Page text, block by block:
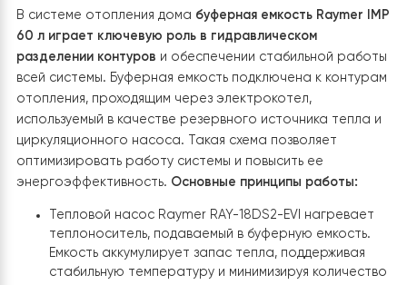
витрату теплоносія та дозволяє додатково зменшити
споживання електроенергії.
Для компенсації теплового розширення теплоносія
літрів. Додатково змонтовано повну групу безпеки, до
складу якої входять автоматичний повітровідвідник,
манометр та запобіжний клапан. Ці елементи
забезпечують постійний контроль робочого тиску,
автоматичне видалення повітря із системи та
захист обладнання від аварійних ситуацій.
Електроживлення внутрішнього блоку виконано через